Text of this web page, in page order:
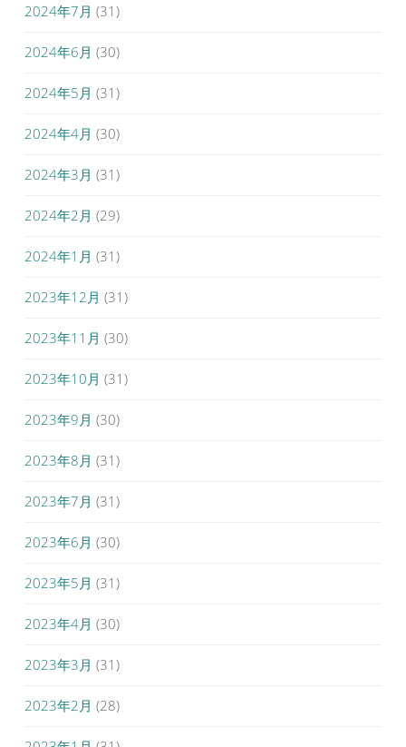
2024年7月 (31)
2024年6月 (30)
2024年5月 (31)
2024年4月 (30)
2024年3月 (31)
2024年2月 (29)
2024年1月 (31)
2023年12月 (31)
2023年11月 (30)
2023年10月 (31)
2023年9月 (30)
2023年8月 (31)
2023年7月 (31)
2023年6月 (30)
2023年5月 (31)
2023年4月 (30)
2023年3月 (31)
2023年2月 (28)